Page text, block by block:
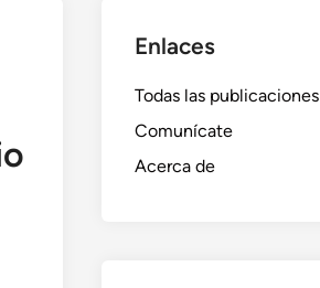
Enlaces
Todas las publicaciones
Comunícate
Acerca de